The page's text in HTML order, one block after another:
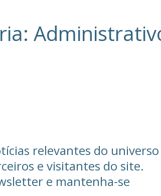
relevantes do
e visitantes do site.
e mantenha-se